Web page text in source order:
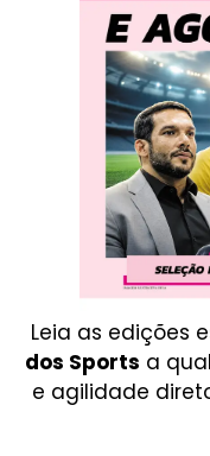
Leia as edições
dos Sports a
e agilidade